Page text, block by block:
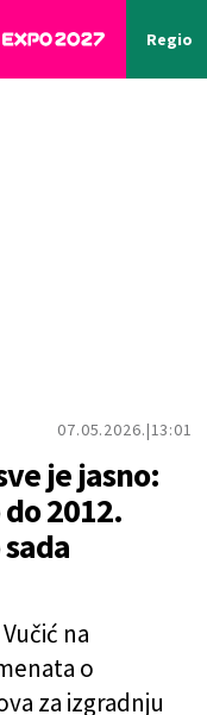
Region
07.05.2026. 13:01
je jasno:
2012.
na
o
za izgradnju